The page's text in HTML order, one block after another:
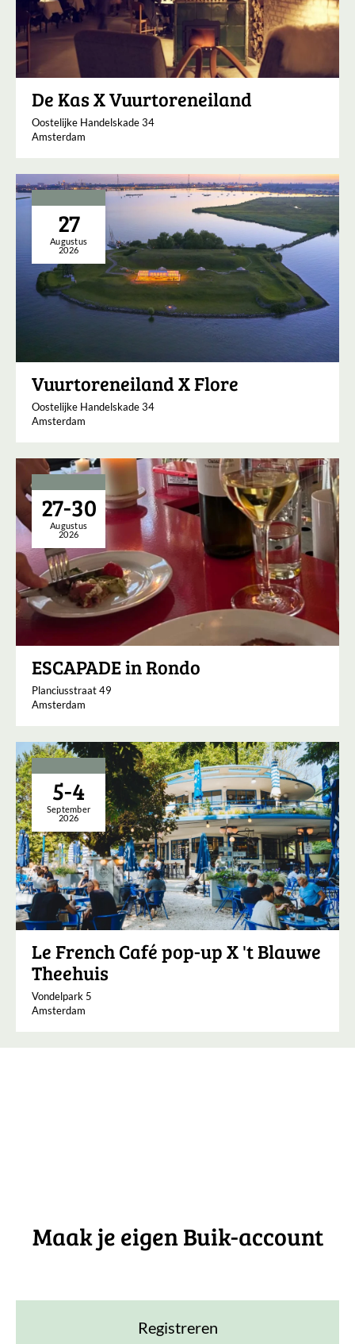
De Kas X Vuurtoreneiland
Oostelijke Handelskade 34
Amsterdam
27
Augustus
2026
Vuurtoreneiland X Flore
Oostelijke Handelskade 34
Amsterdam
27-30
Augustus
2026
ESCAPADE in Rondo
Planciusstraat 49
Amsterdam
5-4
September
2026
Le French Café pop-up X 't Blauwe
Theehuis
Vondelpark 5
Amsterdam
Maak je eigen Buik-account
Registreren